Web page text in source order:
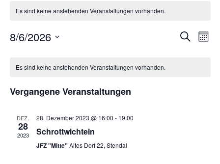
Es sind keine anstehenden Veranstaltungen vorhanden.
Suche
8/6/2026
Kalender
Veranstaltungen
Es sind keine anstehenden Veranstaltungen vorhanden.
Vergangene Veranstaltungen
DEZ.
28
2023
28. Dezember 2023 @ 16:00 - 19:00
Schrottwichteln
JFZ "Mitte" Altes Dorf 22, Stendal